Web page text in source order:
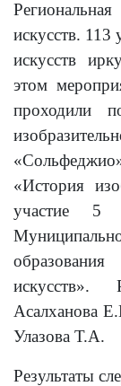
искусств.
искусств
этом
проходили
«История
участие 5
искусств».
Асалханова
Улазова Т.А.
Результаты